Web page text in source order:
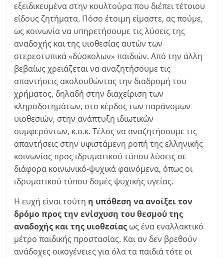
εξειδικευμένα στην κουλτούρα που διέπει τέτοιου
είδους ζητήματα. Πόσο έτοιμη είμαστε, ας πούμε,
ως κοινωνία να υπηρετήσουμε τις λύσεις της
αναδοχής και της υιοθεσίας αυτών των
στερεοτυπικά «δύσκολων» παιδιών. Από την άλλη
βεβαίως χρειάζεται να αναζητήσουμε τις
απαντήσεις ακολουθώντας την διαδρομή του
χρήματος, δηλαδή στην διαχείριση των
κληροδοτημάτων, στο κέρδος των παράνομων
υιοθεσιών, στην ανάπτυξη ιδιωτικών
συμφερόντων, κ.ο.κ. Τέλος να αναζητήσουμε τις
απαντήσεις στην υφιστάμενη ροπή της ελληνικής
κοινωνίας προς ιδρυματικού τύπου λύσεις σε
διάφορα κοινωνικό-ψυχικά φαινόμενα, όπως οι
ιδρυματικού τύπου δομές ψυχικής υγείας.
Η ευχή είναι τούτη η υπόθεση να ανοίξει τον
δρόμο προς την ενίσχυση του θεσμού της
αναδοχής και της υιοθεσίας ως ένα εναλλακτικό
μέτρο παιδικής προστασίας. Και αν δεν βρεθούν
ανάδοχες οικογένειες για όλα τα παιδιά τότε οι